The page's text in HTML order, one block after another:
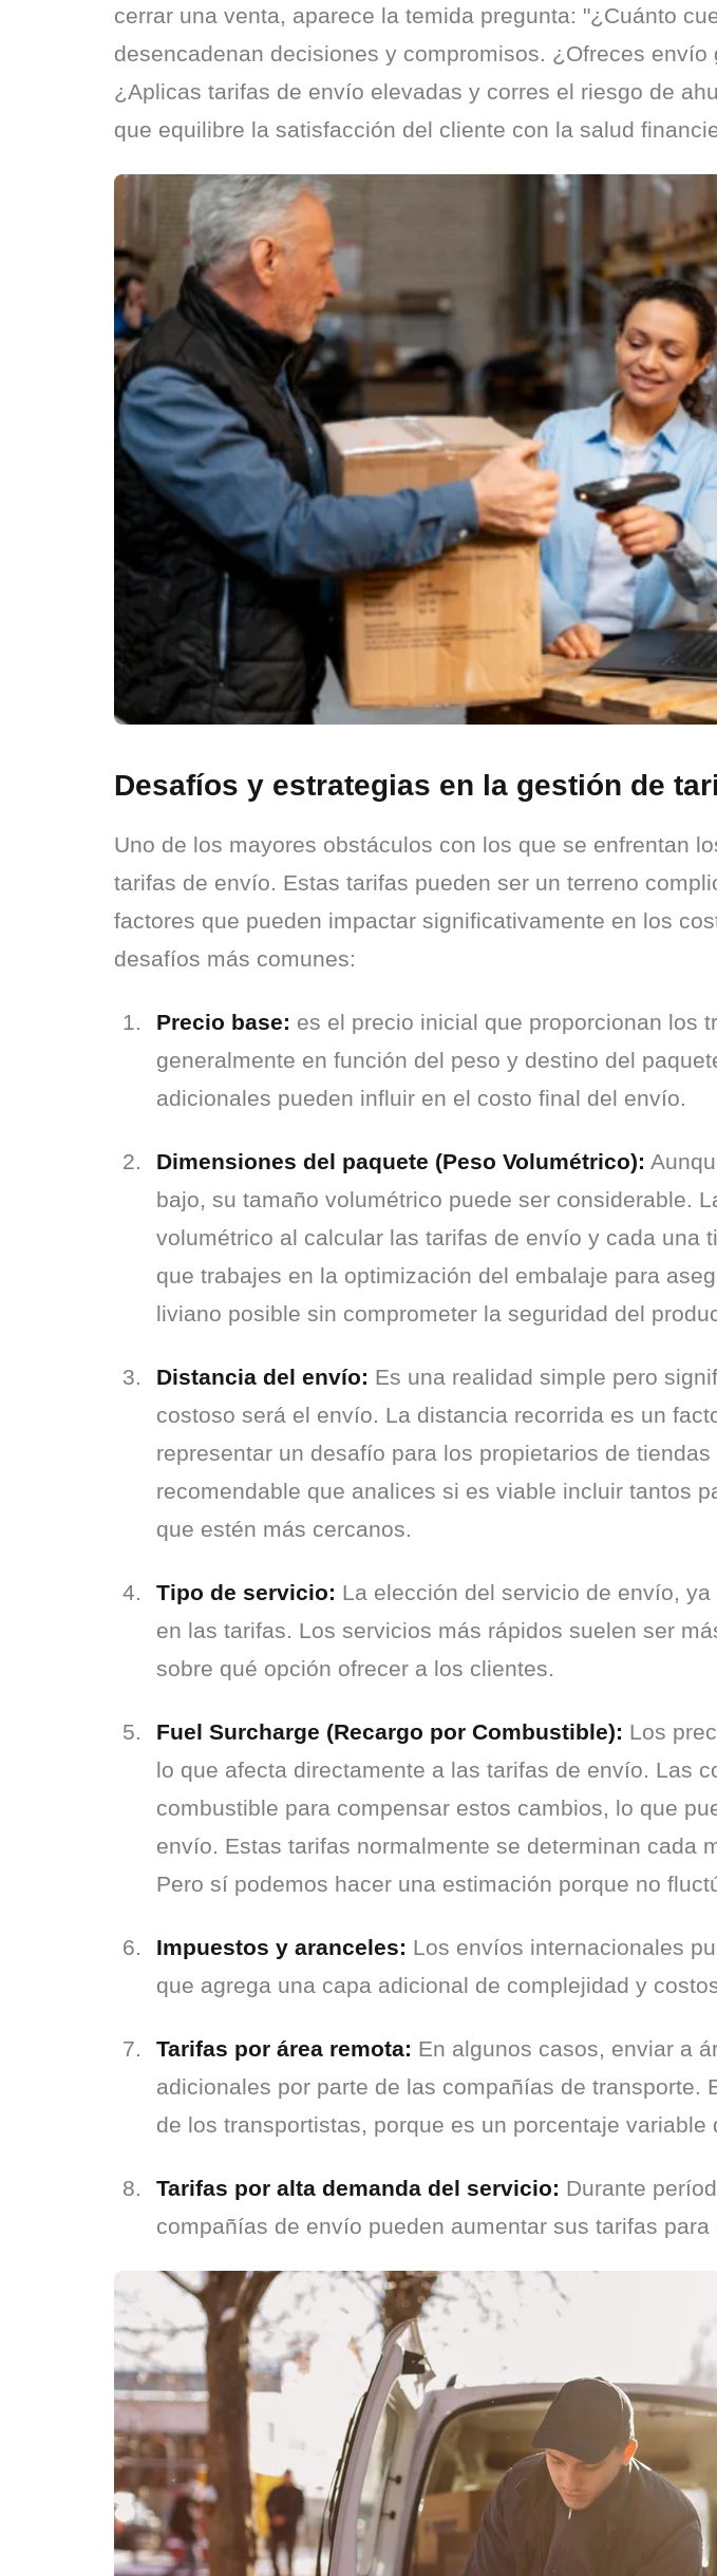
cerrar una venta, aparece la temida pregunta: "¿Cuánto
desencadenan decisiones y compromisos. ¿Ofreces
¿Aplicas tarifas de envío elevadas y corres el riesgo de
que equilibre la satisfacción del cliente con la salud
Desafíos y estrategias en la gestión de
Uno de los mayores obstáculos con los que se enfrentan
tarifas de envío. Estas tarifas pueden ser un terreno
factores que pueden impactar significativamente en los
desafíos más comunes:
Precio base: es el precio inicial que proporcionan los
generalmente en función del peso y destino del
adicionales pueden influir en el costo final del envío.
Dimensiones del paquete (Peso Volumétrico):
bajo, su tamaño volumétrico puede ser considerable.
volumétrico al calcular las tarifas de envío y cada una
que trabajes en la optimización del embalaje para
liviano posible sin comprometer la seguridad del
Distancia del envío: Es una realidad simple pero
costoso será el envío. La distancia recorrida es un
representar un desafío para los propietarios de
recomendable que analices si es viable incluir tantos
que estén más cercanos.
Tipo de servicio: La elección del servicio de envío,
en las tarifas. Los servicios más rápidos suelen ser
sobre qué opción ofrecer a los clientes.
Fuel Surcharge (Recargo por Combustible): Los
lo que afecta directamente a las tarifas de envío. Las
combustible para compensar estos cambios, lo que
envío. Estas tarifas normalmente se determinan cada
Pero sí podemos hacer una estimación porque no
Impuestos y aranceles: Los envíos internacionales
que agrega una capa adicional de complejidad y
Tarifas por área remota: En algunos casos, enviar a
adicionales por parte de las compañías de
de los transportistas, porque es un porcentaje variable
Tarifas por alta demanda del servicio: Durante
compañías de envío pueden aumentar sus tarifas